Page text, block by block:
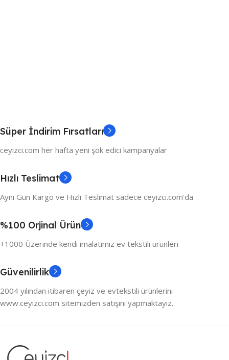
Süper İndirim Fırsatları
ceyizci.com her hafta yeni şok edici kampanyalar
Hızlı Teslimat
Aynı Gün Kargo ve Hızlı Teslimat sadece ceyizci.com'da
%100 Orjinal Ürün
+1000 Üzerinde kendi imalatımız ev tekstili ürünleri
Güvenilirlik
2004 yılından itibaren çeyiz ve evtekstili ürünlerini
www.ceyizci.com sitemizden satışını yapmaktayız.